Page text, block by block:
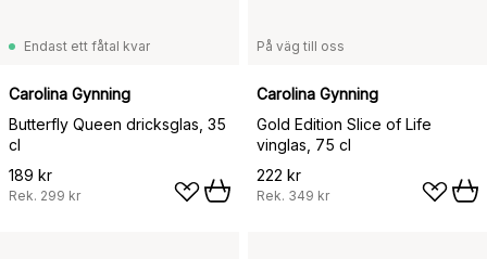
Endast ett fåtal kvar
Carolina Gynning
Butterfly Queen dricksglas, 35
cl
189 kr
Rek. 299 kr
På väg till oss
Carolina Gynning
Gold Edition Slice of Life
vinglas, 75 cl
222 kr
Rek. 349 kr